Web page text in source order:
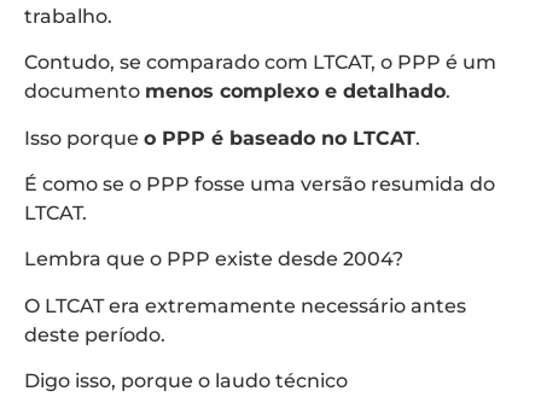
trabalho.
Contudo, se comparado com LTCAT, o PPP é um
documento menos complexo e detalhado.
Isso porque o PPP é baseado no LTCAT.
É como se o PPP fosse uma versão resumida do
LTCAT.
Lembra que o PPP existe desde 2004?
O LTCAT era extremamente necessário antes
deste período.
Digo isso, porque o laudo técnico